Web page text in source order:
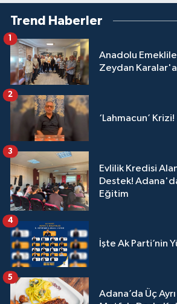
Trend Haberler
Anadolu
Zeydan
1
‘Lahmacun’ Krizi!
2
Evlilik Kredisi
Destek!
Eğitim
3
İşte Ak Parti’nin
4
Adana’da Üç
5